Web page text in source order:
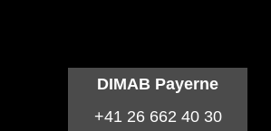
DIMAB Payerne
+41 26 662 40 30